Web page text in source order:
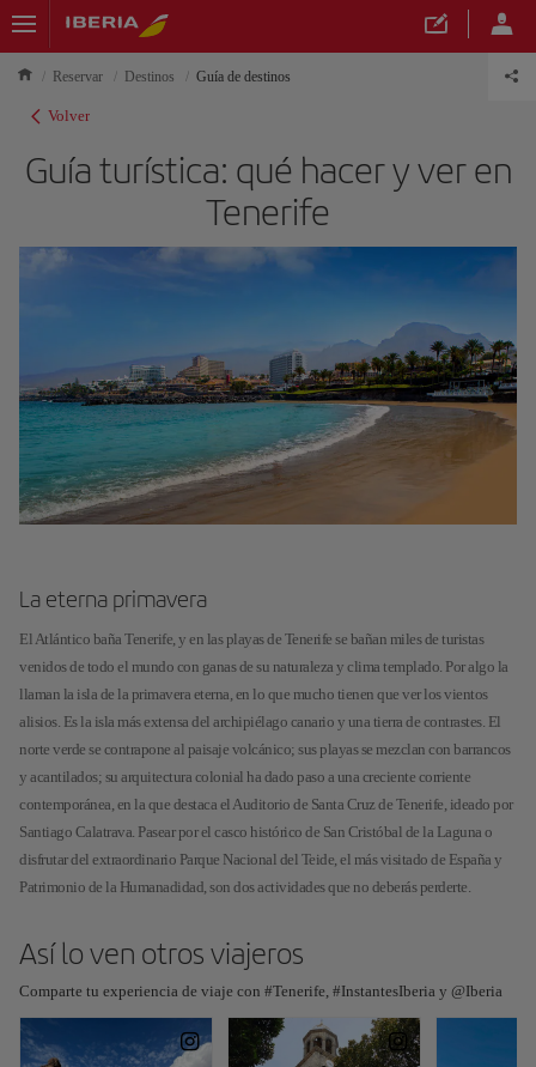
Reservar Destinos Guía de destinos
Volver
Guía turística: qué hacer y ver en
Tenerife
La eterna primavera
El Atlántico baña Tenerife, y en las playas de Tenerife se bañan miles de turistas
venidos de todo el mundo con ganas de su naturaleza y clima templado. Por algo la
llaman la isla de la primavera eterna, en lo que mucho tienen que ver los vientos
alisios. Es la isla más extensa del archipiélago canario y una tierra de contrastes. El
norte verde se contrapone al paisaje volcánico; sus playas se mezclan con barrancos
y acantilados; su arquitectura colonial ha dado paso a una creciente corriente
contemporánea, en la que destaca el Auditorio de Santa Cruz de Tenerife, ideado por
Santiago Calatrava. Pasear por el casco histórico de San Cristóbal de la Laguna o
disfrutar del extraordinario Parque Nacional del Teide, el más visitado de España y
Patrimonio de la Humanadidad, son dos actividades que no deberás perderte.
Así lo ven otros viajeros
Comparte tu experiencia de viaje con #Tenerife, #InstantesIberia y @Iberia